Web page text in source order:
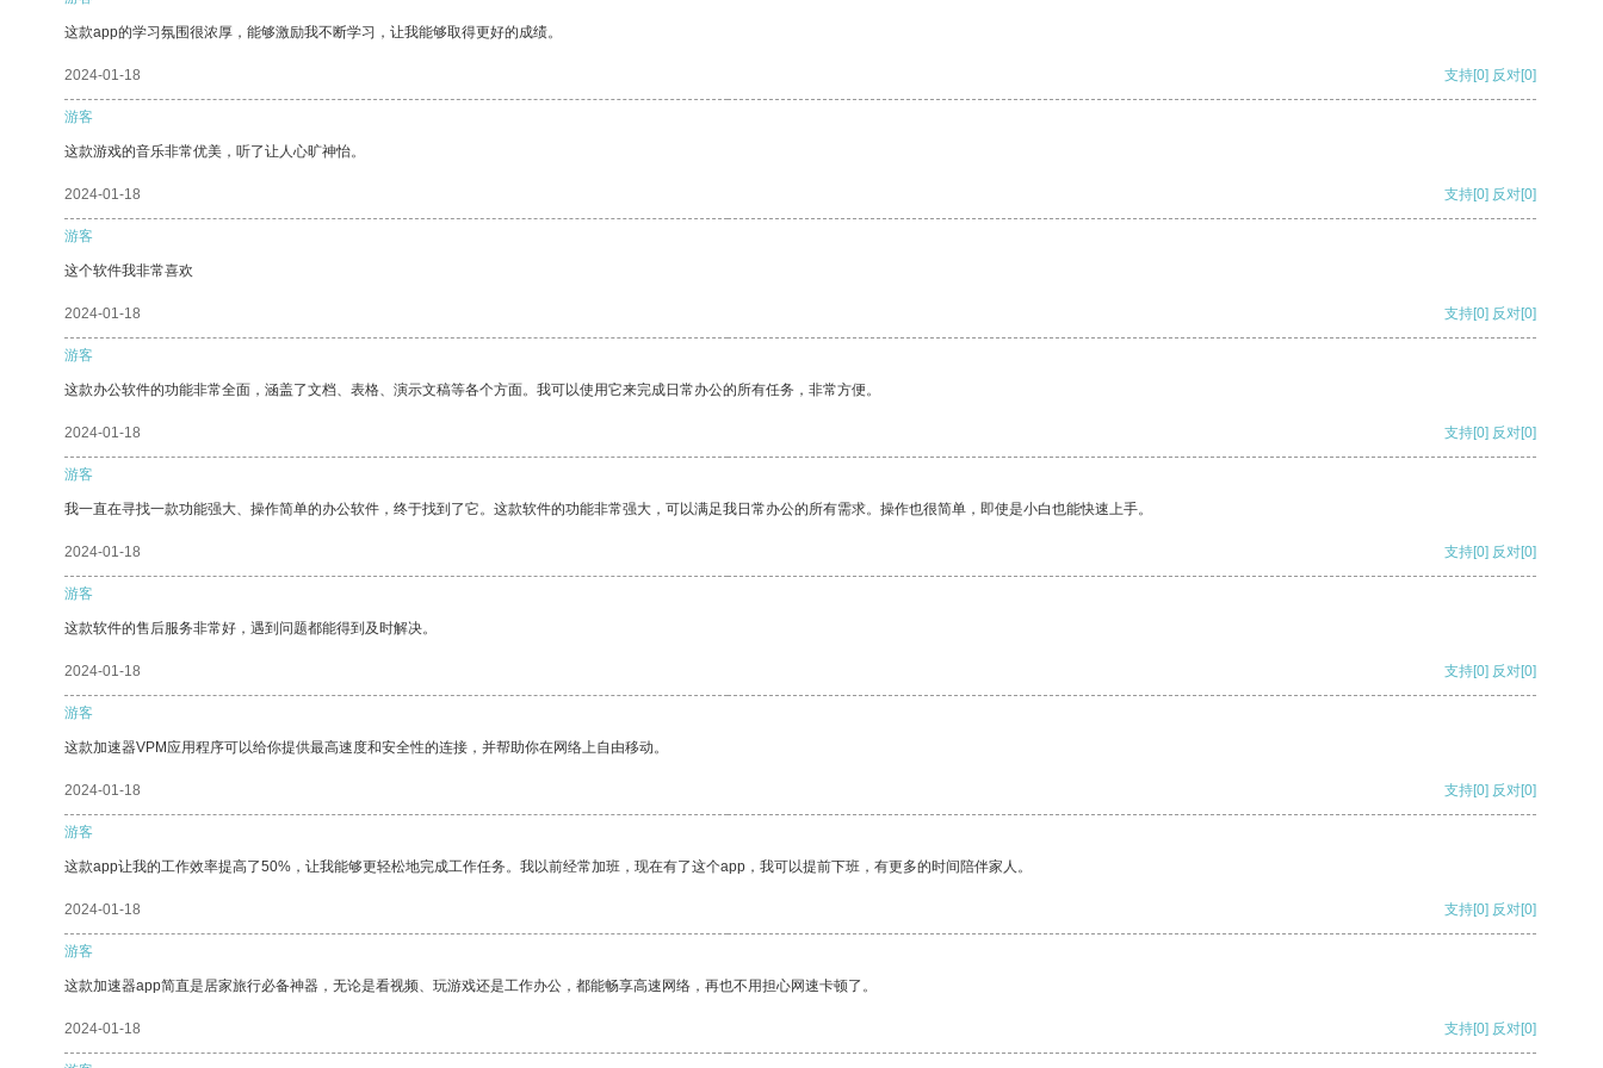
这款app的学习氛围很浓厚，能够激励我不断学习，让我能够取得更好的成绩。
2024-01-18 支持[0] 反对[0]
游客
这款游戏的音乐非常优美，听了让人心旷神怡。
2024-01-18 支持[0] 反对[0]
游客
这个软件我非常喜欢
2024-01-18 支持[0] 反对[0]
游客
这款办公软件的功能非常全面，涵盖了文档、表格、演示文稿等各个方面。我可以使用它来完成日常办公的所有任务，非常方便。
2024-01-18 支持[0] 反对[0]
游客
我一直在寻找一款功能强大、操作简单的办公软件，终于找到了它。这款软件的功能非常强大，可以满足我日常办公的所有需求。操作也很简单，即使是小白也能快速上手。
2024-01-18 支持[0] 反对[0]
游客
这款软件的售后服务非常好，遇到问题都能得到及时解决。
2024-01-18 支持[0] 反对[0]
游客
这款加速器VPM应用程序可以给你提供最高速度和安全性的连接，并帮助你在网络上自由移动。
2024-01-18 支持[0] 反对[0]
游客
这款app让我的工作效率提高了50%，让我能够更轻松地完成工作任务。我以前经常加班，现在有了这个app，我可以提前下班，有更多的时间陪伴家人。
2024-01-18 支持[0] 反对[0]
游客
这款加速器app简直是居家旅行必备神器，无论是看视频、玩游戏还是工作办公，都能畅享高速网络，再也不用担心网速卡顿了。
2024-01-18 支持[0] 反对[0]